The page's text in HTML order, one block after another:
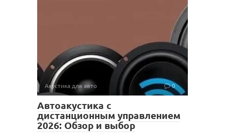
Акустика для авто 0
Автоакустика с
дистанционным управлением
2026: Обзор и выбор